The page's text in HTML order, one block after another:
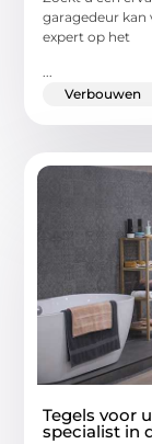
garagedeur kan
expert op het
...
Verbouwen
Tegels voor
specialist in